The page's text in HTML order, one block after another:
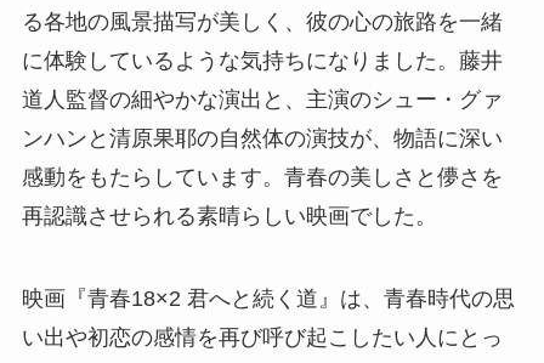
る各地の風景描写が美しく、彼の心の旅路を一緒
に体験しているような気持ちになりました。藤井
道人監督の細やかな演出と、主演のシュー・グァ
ンハンと清原果耶の自然体の演技が、物語に深い
感動をもたらしています。青春の美しさと儚さを
再認識させられる素晴らしい映画でした。
映画『青春18×2 君へと続く道』は、青春時代の思
い出や初恋の感情を再び呼び起こしたい人にとっ